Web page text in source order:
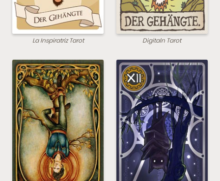
La Inspiratriz Tarot Digitaln Tarot